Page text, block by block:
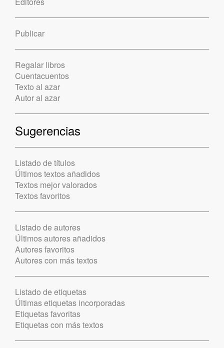
Publicar
Regalar libros
Cuentacuentos
Texto al azar
Autor al azar
Sugerencias
Listado de títulos
Últimos textos añadidos
Textos mejor valorados
Textos favoritos
Listado de autores
Últimos autores añadidos
Autores favoritos
Autores con más textos
Listado de etiquetas
Últimas etiquetas incorporadas
Etiquetas favoritas
Etiquetas con más textos